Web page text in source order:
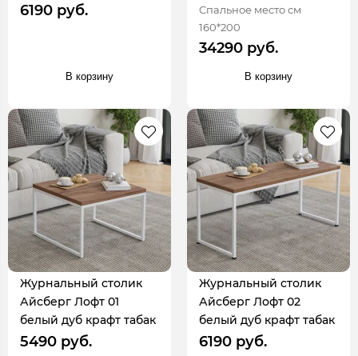
6190 руб.
В корзину
Спальное место см
160*200
34290 руб.
В корзину
Журнальный столик
Айсберг Лофт 01
белый дуб крафт табак
5490 руб.
Журнальный столик
Айсберг Лофт 02
белый дуб крафт табак
6190 руб.